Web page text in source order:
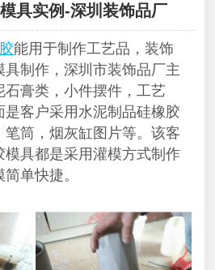
具实例-深圳装饰品厂
能用于制作工艺品，装饰
具制作，深圳市装饰品厂主
石膏类，小件摆件，工艺
是客户采用水泥制品硅橡胶
筒，烟灰缸图片等。该客
模具都是采用灌模方式制作
单快捷。